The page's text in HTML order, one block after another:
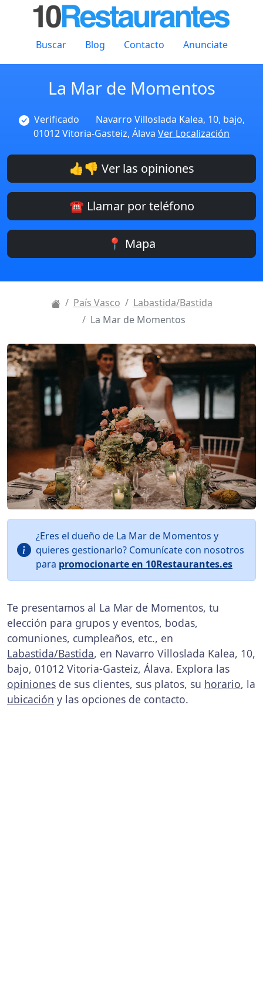
Buscar Blog Contacto Anunciate
La Mar de Momentos
Verificado
Navarro Villoslada Kalea, 10, bajo,
01012 Vitoria-Gasteiz, Álava Ver Localización
👍👎 Ver las opiniones
☎️ Llamar por teléfono
📍 Mapa
País Vasco
Labastida/Bastida
La Mar de Momentos
¿Eres el dueño de La Mar de Momentos y
quieres gestionarlo? Comunícate con nosotros
para promocionarte en 10Restaurantes.es
Te presentamos al La Mar de Momentos, tu
elección para grupos y eventos, bodas,
comuniones, cumpleaños, etc., en
Labastida/Bastida, en Navarro Villoslada Kalea, 10,
bajo, 01012 Vitoria-Gasteiz, Álava. Explora las
opiniones de sus clientes, sus platos, su horario, la
ubicación y las opciones de contacto.